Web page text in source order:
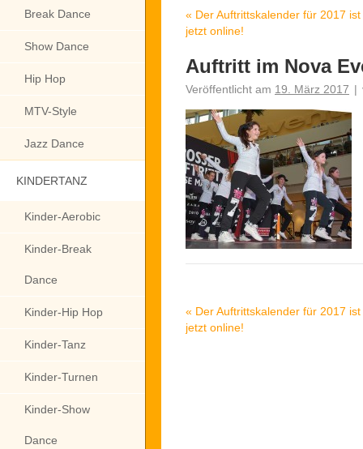
Break Dance
Show Dance
Hip Hop
MTV-Style
Jazz Dance
KINDERTANZ
Kinder-Aerobic
Kinder-Break
Dance
Kinder-Hip Hop
Kinder-Tanz
Kinder-Turnen
Kinder-Show
Dance
« Der Auftrittskalender für 2017 ist
jetzt online!
Auftritt im Nova
Veröffentlicht am 19. März 2017 |
« Der Auftrittskalender für 2017 ist
jetzt online!